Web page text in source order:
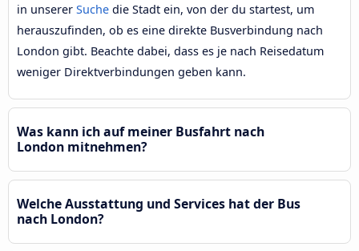
in unserer Suche die Stadt ein, von der du startest, um
herauszufinden, ob es eine direkte Busverbindung nach
London gibt. Beachte dabei, dass es je nach Reisedatum
weniger Direktverbindungen geben kann.
Was kann ich auf meiner Busfahrt nach
London mitnehmen?
Welche Ausstattung und Services hat der Bus
nach London?